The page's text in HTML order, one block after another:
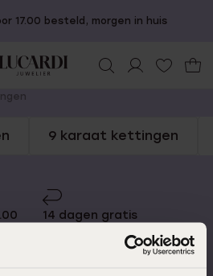
17.00 besteld, morgen in huis
9 karaat kettingen
14 dagen gratis